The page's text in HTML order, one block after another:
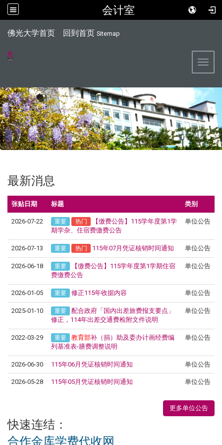
会计室
佛光大学首页 回到首页 Sitemap
最新消息
张贴日期 标题 类别
2026-07-22 重要 热门
【缴费公告】115学年度第1学
期学杂、住宿费缴费公告
单位公告
2026-07-13 重要 热门 115年07月凭证核销时间通知 单位公告
2026-06-18 重要
【缴费公告】115学年度第1学期住宿
费缴费公告
单位公告
2026-01-05 重要 修正115年收据内容 单位公告
2025-01-10 重要
配合政府「国内出差旅费报支要点」
修正，114年出差交通费检附文件说明
单位公告
2022-03-29 重要 教育部补（捐）助及委办计画经费编
列基准表-膳费调整说明
单位公告
2026-06-30 115年06月凭证核销时间通知 单位公告
2026-05-28 115年05月凭证核销时间通知 单位公告
更多单位公告
快速连结：
合作金库学费代收网